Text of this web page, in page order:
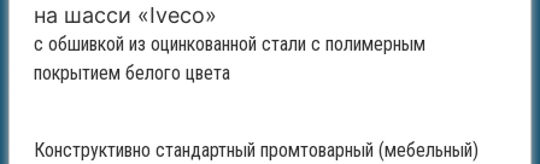
на шасси «Iveco»
с обшивкой из оцинкованной стали с полимерным
покрытием белого цвета
Конструктивно стандартный промтоварный (мебельный)